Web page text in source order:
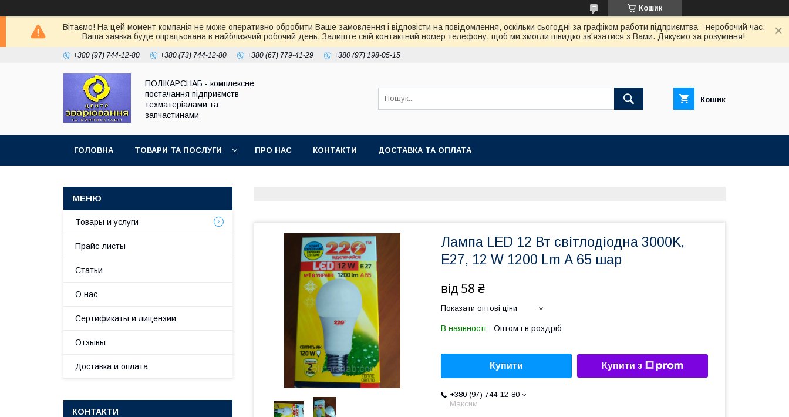
Кошик
Вітаємо! На цей момент компанія не може оперативно обробити Ваше замовлення і відповісти на повідомлення, оскільки сьогодні за графіком работи підприємтва - неробочий час.
Ваша заявка буде опрацьована в найближчий робочий день. Залиште свій контактний номер телефону, щоб ми змогли швидко зв'язатися з Вами. Дякуємо за розуміння!
+380 (97) 744-12-80 +380 (73) 744-12-80 +380 (67) 779-41-29 +380 (97) 198-05-15
ПОЛІКАРСНАБ - комплексне
постачання підприємств
техматеріалами та
запчастинами
Кошик
ГОЛОВНА ТОВАРИ ТА ПОСЛУГИ ПРО НАС КОНТАКТИ ДОСТАВКА ТА ОПЛАТА
Лампа LED 12 Вт світлодіодна 3000K,
Е27, 12 W 1200 Lm А 65 шар
від 58 ₴
Показати оптові ціни
В наявності Оптом і в роздріб
Купити Купити з
+380 (97) 744-12-80
Максим
Товары и услуги
Прайс-листы
Статьи
О нас
Сертификаты и лицензии
Отзывы
Доставка и оплата
КОНТАКТИ